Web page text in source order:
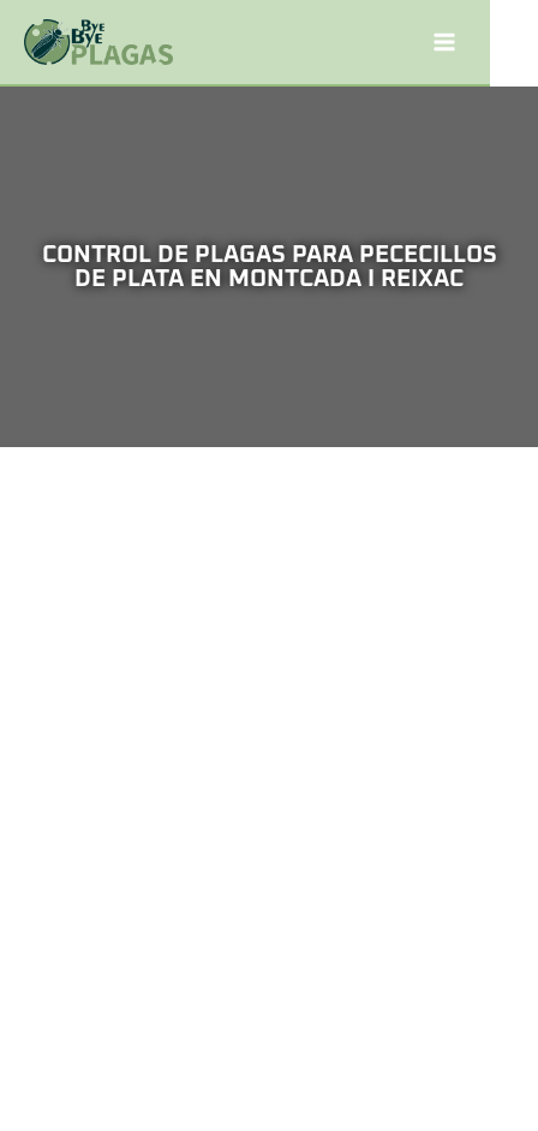
CONTROL DE PLAGAS PARA PECECILLOS
DE PLATA EN MONTCADA I REIXAC